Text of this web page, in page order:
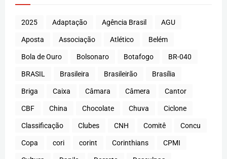
2025 Adaptação Agência Brasil AGU
Aposta Associação Atlético Belém
Bola de Ouro Bolsonaro Botafogo BR-040
BRASIL Brasileira Brasileirão Brasília
Briga Caixa Câmara Câmera Cantor
CBF China Chocolate Chuva Ciclone
Classificação Clubes CNH Comitê Concu
Copa cori corint Corinthians CPMI